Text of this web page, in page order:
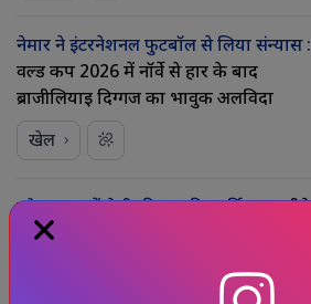
नेमार ने इंटरनेशनल फुटबॉल से लिया संन्यास :
वर्ल्ड कप 2026 में नॉर्वे से हार के बाद
ब्राजीलियाई दिग्गज का भावुक अलविदा
खेल
कोलकाता में मेसी की 70 फीट मूर्ति…
में ही हटाने की नौबत क्यों आई, क्या है इसके